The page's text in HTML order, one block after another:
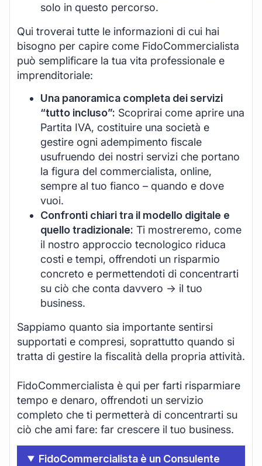
solo in questo percorso.
Qui troverai tutte le informazioni di cui hai
bisogno per capire come FidoCommercialista
può semplificare la tua vita professionale e
imprenditoriale:
Una panoramica completa dei servizi
“tutto incluso”: Scoprirai come aprire una
Partita IVA, costituire una società e
gestire ogni adempimento fiscale
usufruendo dei nostri servizi che portano
la figura del commercialista, online,
sempre al tuo fianco – quando e dove
vuoi.
Confronti chiari tra il modello digitale e
quello tradizionale: Ti mostreremo, come
il nostro approccio tecnologico riduca
costi e tempi, offrendoti un risparmio
concreto e permettendoti di concentrarti
su ciò che conta davvero -> il tuo
business.
Sappiamo quanto sia importante sentirsi
supportati e compresi, soprattutto quando si
tratta di gestire la fiscalità della propria attività.
FidoCommercialista è qui per farti risparmiare
tempo e denaro, offrendoti un servizio
completo che ti permetterà di concentrarti su
ciò che ami fare: far crescere il tuo business.
FidoCommercialista è un Consulente